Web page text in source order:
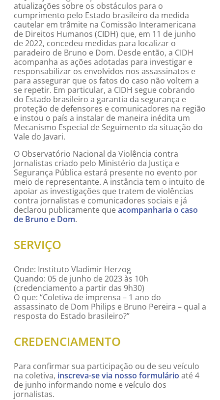
atualizações sobre os obstáculos para o
cumprimento pelo Estado brasileiro da medida
cautelar em trâmite na Comissão Interamericana
de Direitos Humanos (CIDH) que, em 11 de junho
de 2022, concedeu medidas para localizar o
paradeiro de Bruno e Dom. Desde então, a CIDH
acompanha as ações adotadas para investigar e
responsabilizar os envolvidos nos assassinatos e
para assegurar que os fatos do caso não voltem a
se repetir. Em particular, a CIDH segue cobrando
do Estado brasileiro a garantia da segurança e
proteção de defensores e comunicadores na região
e instou o país a instalar de maneira inédita um
Mecanismo Especial de Seguimento da situação do
Vale do Javari.
O Observatório Nacional da Violência contra
Jornalistas criado pelo Ministério da Justiça e
Segurança Pública estará presente no evento por
meio de representante. A instância tem o intuito de
apoiar as investigações que tratem de violências
contra jornalistas e comunicadores sociais e já
declarou publicamente queacompanharia o caso
de Bruno e Dom.
SERVIÇO
Onde: Instituto Vladimir Herzog
Quando: 05 de junho de 2023 às 10h
(credenciamento a partir das 9h30)
O que: “Coletiva de imprensa – 1 ano do
assassinato de Dom Philips e Bruno Pereira – qual a
resposta do Estado brasileiro?”
CREDENCIAMENTO
Para confirmar sua participação ou de seu veículo
na coletiva, inscreva-se via nosso formulário até 4
de junho informando nome e veículo dos
jornalistas.